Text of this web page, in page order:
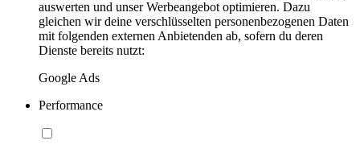
auswerten und unser Werbeangebot optimieren. Dazu
gleichen wir deine verschlüsselten personenbezogenen Daten
mit folgenden externen Anbietenden ab, sofern du deren
Dienste bereits nutzt:
Google Ads
Performance